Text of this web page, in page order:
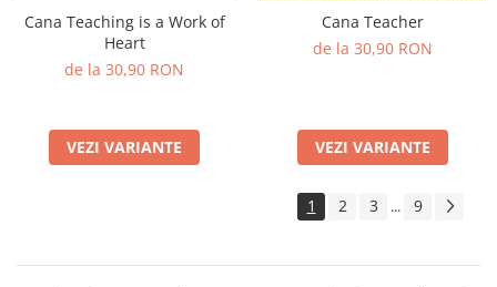
Cana Teaching is a Work of
Heart
de la 30,90 RON
VEZI VARIANTE
Cana Teacher
de la 30,90 RON
VEZI VARIANTE
1 2 3 ... 9